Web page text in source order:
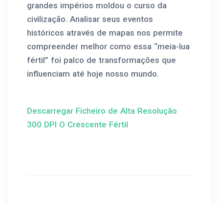
grandes impérios moldou o curso da
civilização. Analisar seus eventos
históricos através de mapas nos permite
compreender melhor como essa “meia-lua
fértil” foi palco de transformações que
influenciam até hoje nosso mundo.
Descarregar Ficheiro de Alta Resolução
300 DPI O Crescente Fértil